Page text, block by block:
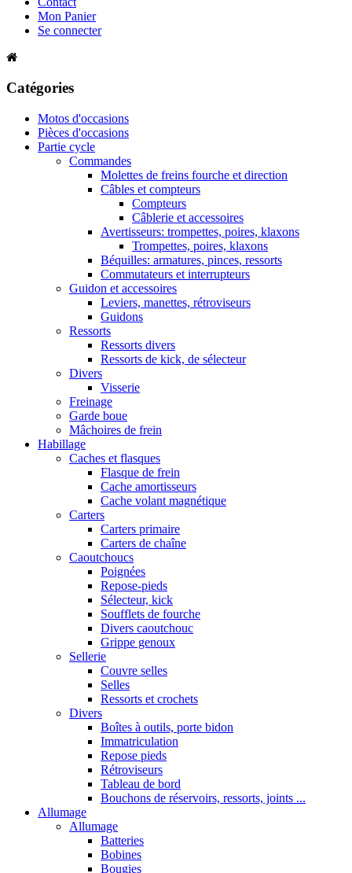
Mon Panier
Se connecter
Catégories
Motos d'occasions
Pièces d'occasions
Partie cycle
Commandes
Molettes de freins fourche et direction
Câbles et compteurs
Compteurs
Câblerie et accessoires
Avertisseurs: trompettes, poires, klaxons
Trompettes, poires, klaxons
Béquilles: armatures, pinces, ressorts
Commutateurs et interrupteurs
Guidon et accessoires
Leviers, manettes, rétroviseurs
Guidons
Ressorts
Ressorts divers
Ressorts de kick, de sélecteur
Divers
Visserie
Freinage
Garde boue
Mâchoires de frein
Habillage
Caches et flasques
Flasque de frein
Cache amortisseurs
Cache volant magnétique
Carters
Carters primaire
Carters de chaîne
Caoutchoucs
Poignées
Repose-pieds
Sélecteur, kick
Soufflets de fourche
Divers caoutchouc
Grippe genoux
Sellerie
Couvre selles
Selles
Ressorts et crochets
Divers
Boîtes à outils, porte bidon
Immatriculation
Repose pieds
Rétroviseurs
Tableau de bord
Bouchons de réservoirs, ressorts, joints ...
Allumage
Allumage
Batteries
Bobines
Bougies